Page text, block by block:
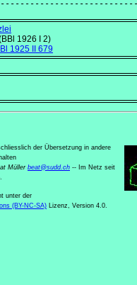
1926 I 2)
1925 II 679
der Übersetzung in andere
Müllerbeat@sudd.ch -- Im Netz seit
unter der
(BY-NC-SA) Lizenz, Version 4.0.